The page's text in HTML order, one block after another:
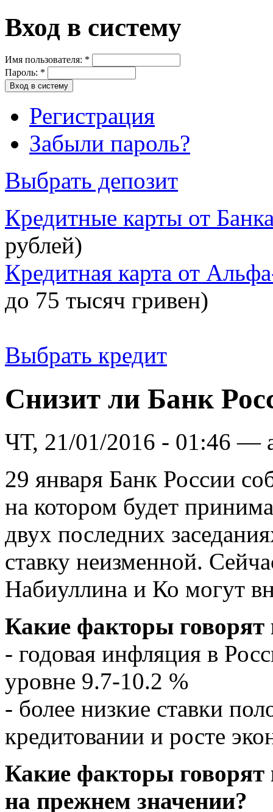
Вход в систему
Имя пользователя: *
Пароль: *
Регистрация
Забыли пароль?
Выбрать депозит
Кредитные карты от
рублей)
Кредитная карта от
до 75 тысяч гривен)
Выбрать кредит
Снизит ли Банк
ЧТ, 21/01/2016 - 01:46 —
29 января Банк России
на котором будет
двух последних
ставку неизменной.
Набиуллина и Ко могут
Какие факторы говорят
- годовая инфляция в
уровне 9.7-10.2 %
- более низкие ставки
кредитовании и росте
Какие факторы говорят
на прежнем значении?